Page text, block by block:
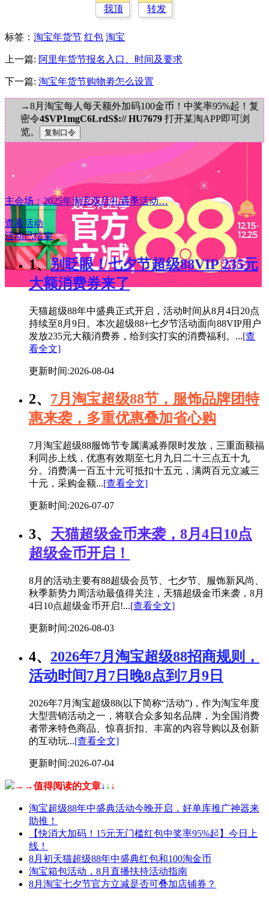
我顶 转发
标签 ： 淘宝年货节 红包 淘宝
上一篇: 阿里年货节报名入口、时间及要求
下一篇: 淘宝年货节购物劵怎么设置
→8月淘宝每人每天额外加码100金币！中奖率95%起！复
密令4$VP1mgC6LrdS$:// HU7679 打开某淘APP即可浏
览。
主会场：2025年淘宝双旦礼遇季活动…
查看活动
活动已结束
1、 别眨眼！七夕节超级88VIP 235元
大额消费券来了
天猫超级88年中盛典正式开启，活动时间从8月4日20点
持续至8月9日。本次超级88+七夕节活动面向88VIP用户
发放235元大额消费券，给到实打实的消费福利。...[查
看全文]
更新时间:2026-08-04
2、 7月淘宝超级88节，服饰品牌团特
惠来袭，多重优惠叠加省心购
7月淘宝超级88服饰节专属满减券限时发放，三重面额福
利同步上线，优惠有效期至七月九日二十三点五十九
分。消费满一百五十元可抵扣十五元，满两百元立减三
十元，采购金额...[查看全文]
更新时间:2026-07-07
3、 天猫超级金币来袭，8月4日10点
超级金币开启！
8月的活动主要有88超级会员节、七夕节、服饰新风尚、
秋季新势力周活动最值得关注，天猫超级金币来袭，8月
4日10点超级金币开启!...[查看全文]
更新时间:2026-08-03
4、 2026年7月淘宝超级88招商规则，
活动时间7月7日晚8点到7月9日
2026年7月淘宝超级88(以下简称“活动”)，作为淘宝年度
大型营销活动之一，将联合众多知名品牌，为全国消费
者带来特色商品、惊喜折扣、丰富的内容导购以及创新
的互动玩...[查看全文]
更新时间:2026-07-04
→→值得阅读的文章↓ ↓ ↓
淘宝超级88年中盛典活动今晚开启，好单库推广神器来
助推！
【快消大加码！15元无门槛红包中奖率95%起】今日上
线！
8月初天猫超级88年中盛典红包和100淘金币
淘宝箱包活动，8月直播扶持活动指南
8月淘宝七夕节官方立减是否可叠加店铺券？